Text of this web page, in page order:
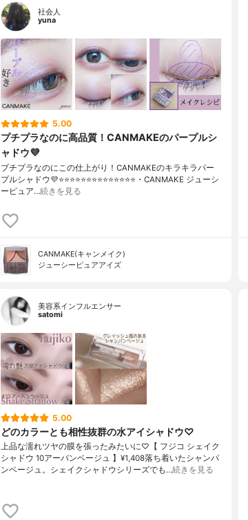
社会人
yuna
5.00
プチプラなのに高品質！CANMAKEのパープルシ
ャドウ💜
プチプラなのにこの仕上がり！CANMAKEのキラキラパー
プルシャドウ💜⭐️⭐️⭐️⭐️⭐️⭐️⭐️⭐️⭐️⭐️⭐️⭐️⭐️⭐️・CANMAKE ジューシ
ーピュア…続きを見る
CANMAKE(キャンメイク)
ジューシーピュアアイズ
美容系インフルエンサー
satomi
5.00
どのカラーとも相性抜群の水アイシャドウ♡
上品な濡れツヤの膜を張ったみたいに♡【 フジコ シェイク
シャドウ 10アーバンベージュ 】¥1,408落ち着いたシャンパ
ンベージュ。シェイクシャドウシリーズでも…続きを見る